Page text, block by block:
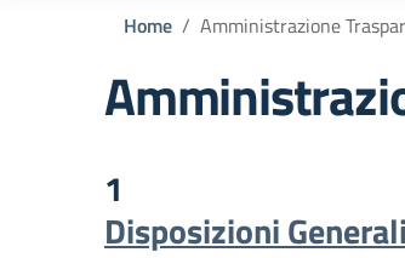
Home Amministrazione
1
Disposizioni Generali